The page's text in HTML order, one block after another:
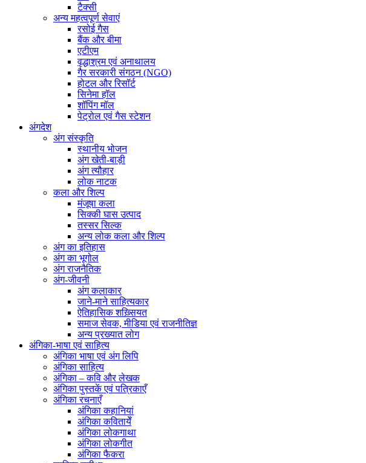
टैक्सी
अन्य महत्वपूर्ण सेवाएं
रसोई गैस
बैंक और बीमा
एटीएम
वृद्धाश्रम एवं अनाथालय
गैर सरकारी संगठन (NGO)
होटल और रिसॉर्ट
सिनेमा हॉल
शॉपिंग मॉल
पेट्रोल एवं गैस स्टेशन
अंगदेश
अंग संस्कृति
स्थानीय भोजन
अंग खेती-बाड़ी
अंग त्यौहार
लोक नाटक
कला और शिल्प
मंजूषा कला
सिक्की घास उत्पाद
तस्सर सिल्क
अन्य लोक कला और शिल्प
अंग का इतिहास
अंग का भूगोल
अंग राजनैतिक
अंग-जीवनी
अंग कलाकार
जाने-माने साहित्यकार
ऐतिहासिक शख़्सियत
समाज सेवक, मीडिया एवं राजनीतिज्ञ
अन्य प्रख्यात लोग
अंगिका-भाषा एवं साहित्य
अंगिका भाषा एवं अंग लिपि
अंगिका साहित्य
अंगिका – कवि और लेखक
अंगिका पुस्तकें एवं पत्रिकाएँ
अंगिका रचनाएँ
अंगिका कहानियां
अंगिका कवितायेँ
अंगिका लोकगाथा
अंगिका लोकगीत
अंगिका फैकरा